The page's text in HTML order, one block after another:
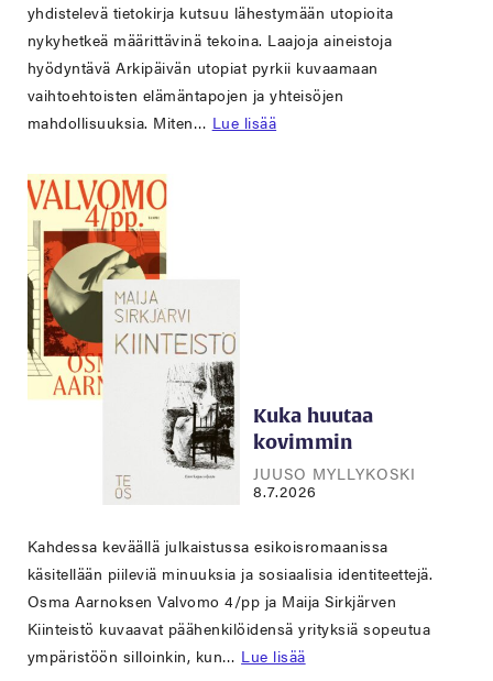
yhdistelevä tietokirja kutsuu lähestymään utopioita
nykyhetkeä määrittävinä tekoina. Laajoja aineistoja
hyödyntävä Arkipäivän utopiat pyrkii kuvaamaan
vaihtoehtoisten elämäntapojen ja yhteisöjen
mahdollisuuksia. Miten… Lue lisää
Kuka huutaa
kovimmin
JUUSO MYLLYKOSKI
8.7.2026
Kahdessa keväällä julkaistussa esikoisromaanissa
käsitellään piileviä minuuksia ja sosiaalisia identiteettejä.
Osma Aarnoksen Valvomo 4/pp ja Maija Sirkjärven
Kiinteistö kuvaavat päähenkilöidensä yrityksiä sopeutua
ympäristöön silloinkin, kun… Lue lisää